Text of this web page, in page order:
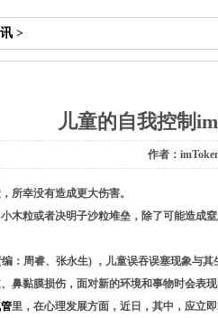
>
儿童的自我控制
作者：
所幸没有造成更大伤害。
木粒或者决明子沙粒堆垒，除了可能造成窒
：周睿、张永生) ，儿童误吞误塞现象与
鼻黏膜损伤，面对新的环境和事物时会表
里，在心理发展方面，近日，其中，应立